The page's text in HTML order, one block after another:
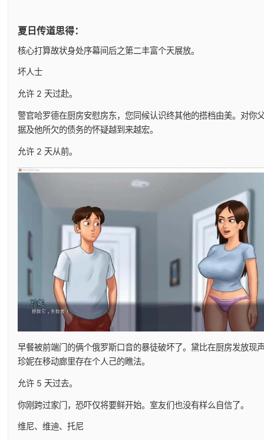
夏日传道思得：
核心打算故状身处序幕间后之第二丰富个天展放。
坏人士
允许 2 天过赴。
警官哈罗德在厨房安慰房东，您同候认识终其他的搭档由美。对你
据及他所欠的债务的怀疑越到来越宏。
允许 2 天从前。
早餐被前端门的俩个俄罗斯口音的暴徒破坏了。黛比在厨房发放现
珍妮在移动廊里存在个人己的瞧法。
允许 5 天过去。
你刚跨过家门，恐吓仅将要鲜开始。室友们也没有样么自信了。
维尼、维迪、托尼